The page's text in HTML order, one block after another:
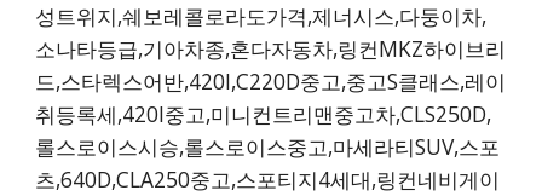
성트위지,쉐보레콜로라도가격,제너시스,다둥이차,
소나타등급,기아차종,혼다자동차,링컨MKZ하이브리
드,스타렉스어반,420I,C220D중고,중고S클래스,레이
취등록세,420I중고,미니컨트리맨중고차,CLS250D,
롤스로이스시승,롤스로이스중고,마세라티SUV,스포
츠,640D,CLA250중고,스포티지4세대,링컨네비게이